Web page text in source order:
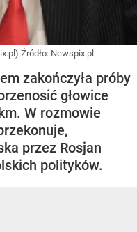
Źródło: Newspix.pl
zakończyła próby
głowice
W rozmowie
przez Rosjan
polityków.